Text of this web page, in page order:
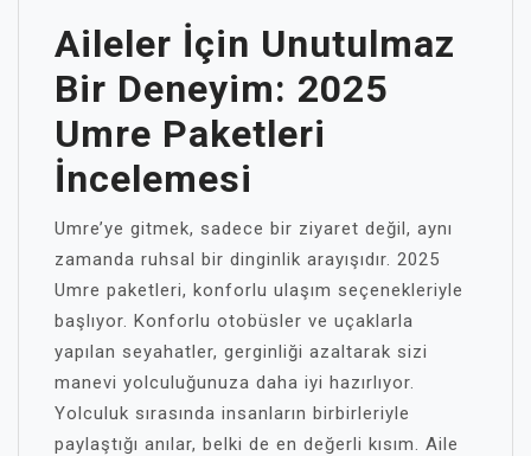
Aileler İçin Unutulmaz
Bir Deneyim: 2025
Umre Paketleri
İncelemesi
Umre’ye gitmek, sadece bir ziyaret değil, aynı
zamanda ruhsal bir dinginlik arayışıdır. 2025
Umre paketleri, konforlu ulaşım seçenekleriyle
başlıyor. Konforlu otobüsler ve uçaklarla
yapılan seyahatler, gerginliği azaltarak sizi
manevi yolculuğunuza daha iyi hazırlıyor.
Yolculuk sırasında insanların birbirleriyle
paylaştığı anılar, belki de en değerli kısım. Aile